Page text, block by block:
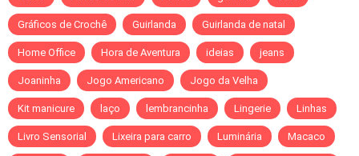
Gráficos de Crochê Guirlanda Guirlanda de natal
Home Office Hora de Aventura ideias jeans
Joaninha Jogo Americano Jogo da Velha
Kit manicure laço lembrancinha Lingerie Linhas
Livro Sensorial Lixeira para carro Luminária Macaco